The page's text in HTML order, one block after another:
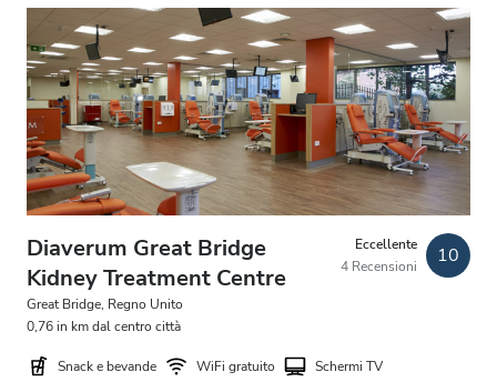
GHIC
Strutture
Snack e bevande
WiFi gratuito
Schermi TV
Trasferimento gratuito
Parcheggio gratuito
Diaverum Great Bridge
Kidney Treatment Centre
Great Bridge, Regno Unito
0,76 in km dal centro città
Eccellente
4 Recensioni
10
Snack e bevande WiFi gratuito Schermi TV